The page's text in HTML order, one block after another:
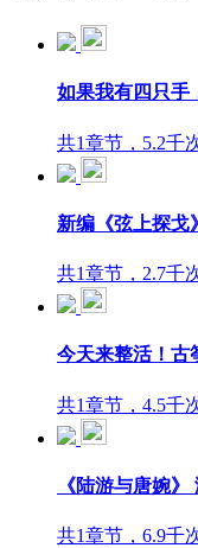
如果我有四只手
共1章节，5.2千
新编《弦上探戈
共1章节，2.7千
今天来整活！古
共1章节，4.5千
《陆游与唐婉
共1章节，6.9千